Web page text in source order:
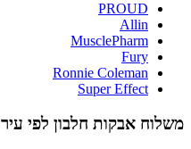
PROUD
Allin
MusclePharm
Fury
Ronnie Coleman
Super Effect
משלוח אבקות חלבון לפי עיר